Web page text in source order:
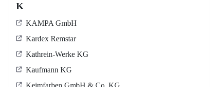
K
KAMPA GmbH
Kardex Remstar
Kathrein-Werke KG
Kaufmann KG